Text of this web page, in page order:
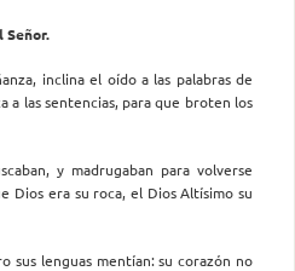
Señor.
inclina el oído a las palabras de
a las sentencias, para que broten los
y madrugaban para volverse
Dios era su roca, el Dios Altísimo su
sus lenguas mentían: su corazón no